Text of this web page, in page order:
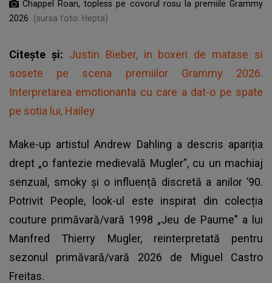
Chappel Roan, topless pe covorul rosu la premiile Grammy
2026
(sursa foto: Hepta)
Citește și: Justin Bieber, in boxeri de matase si
sosete pe scena premiilor Grammy 2026.
Interpretarea emotionanta cu care a dat-o pe spate
pe sotia lui, Hailey
Make-up artistul Andrew Dahling a descris apariția
drept „o fantezie medievală Mugler”, cu un machiaj
senzual, smoky și o influență discretă a anilor ’90.
Potrivit People, look-ul este inspirat din colecția
couture primăvară/vară 1998 „Jeu de Paume” a lui
Manfred Thierry Mugler, reinterpretată pentru
sezonul primăvară/vară 2026 de Miguel Castro
Freitas.